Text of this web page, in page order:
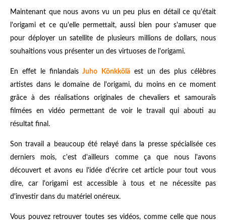
Maintenant que nous avons vu un peu plus en détail ce qu'était
l'origami et ce qu'elle permettait, aussi bien pour s'amuser que
pour déployer un satellite de plusieurs millions de dollars, nous
souhaitions vous présenter un des virtuoses de l'origami.
En effet le finlandais Juho Könkköläest un des plus célèbres
artistes dans le domaine de l'origami, du moins en ce moment
grâce à des réalisations originales de chevaliers et samouraïs
filmées en vidéo permettant de voir le travail qui abouti au
résultat final.
Son travail a beaucoup été relayé dans la presse spécialisée ces
derniers mois, c'est d'ailleurs comme ça que nous l'avons
découvert et avons eu l'idée d'écrire cet article pour tout vous
dire, car l'origami est accessible à tous et ne nécessite pas
d'investir dans du matériel onéreux.
Vous pouvez retrouver toutes ses vidéos, comme celle que nous